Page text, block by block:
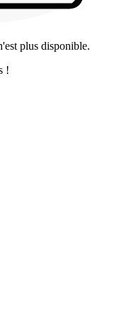
plus disponible.
!